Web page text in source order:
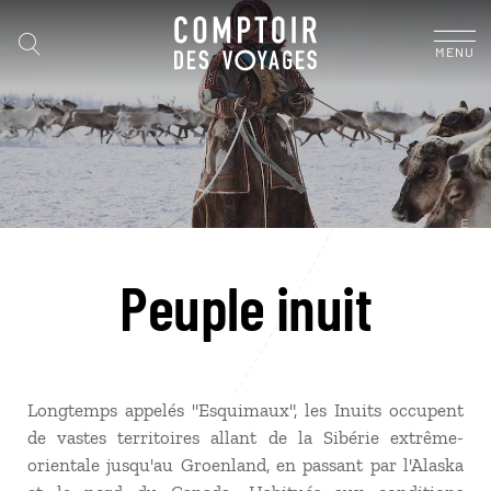
MENU
Peuple inuit
Longtemps appelés "Esquimaux", les Inuits occupent
de vastes territoires allant de la Sibérie extrême-
orientale jusqu'au Groenland, en passant par l'Alaska